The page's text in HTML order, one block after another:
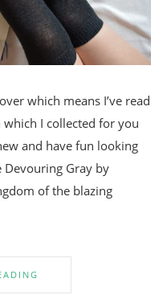
which means I’ve read
I collected for you
and have fun looking
Devouring Gray by
of the blazing